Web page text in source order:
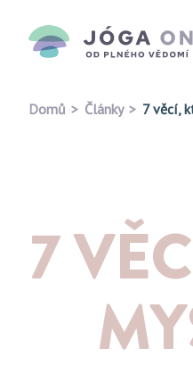
Domů Články 7 věcí,
7